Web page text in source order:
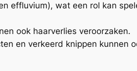
effluvium), wat een rol kan
ook haarverlies veroorzaken.
en verkeerd knippen kunnen